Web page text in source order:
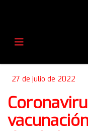
27 de julio de 2022